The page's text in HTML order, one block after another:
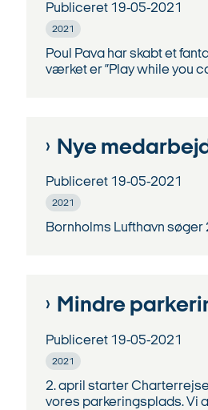
Publiceret 19-05-2021
2021
Poul Pava har skabt et
værket er ”Play while you
Nye
Publiceret 19-05-2021
2021
Bornholms Lufthavn
Mindre
Publiceret 19-05-2021
2021
2. april starter
vores parkeringsplads. Vi